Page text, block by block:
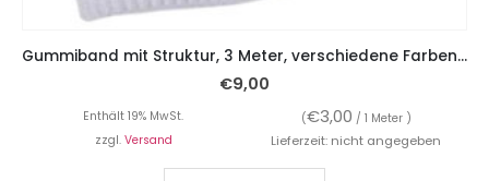
Gummiband mit Struktur, 3 Meter, verschiedene Farben – 5 cm breit
€9,00
Enthält 19% MwSt. (€3,00 / 1 Meter )
zzgl. Versand Lieferzeit: nicht angegeben